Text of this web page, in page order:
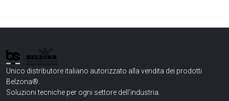
Unico distributore italiano autorizzato alla vendita dei prodotti
Belzona®.
Soluzioni tecniche per ogni settore dell’industria.